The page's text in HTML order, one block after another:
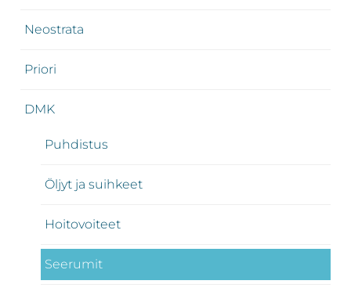
Neostrata
Priori
DMK
Puhdistus
Öljyt ja suihkeet
Hoitovoiteet
Seerumit